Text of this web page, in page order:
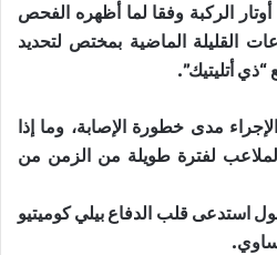
الركبة وفقا لما أظهره الفحص
القليلة الماضية بمختص لتحديد
أتليتيك”.
مدى خطورة الإصابة، وما إذا
لفترة طويلة من الزمن من
استدعى قلب الدفاع بيلي كوميتيو
.